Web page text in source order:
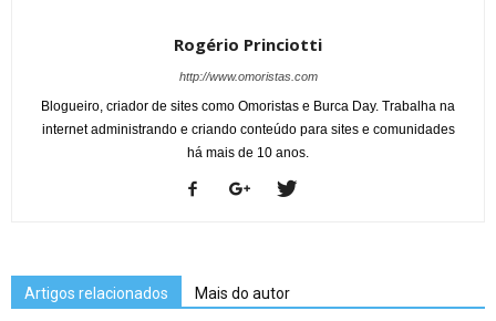
Rogério Princiotti
http://www.omoristas.com
Blogueiro, criador de sites como Omoristas e Burca Day. Trabalha na
internet administrando e criando conteúdo para sites e comunidades
há mais de 10 anos.
Artigos relacionados Mais do autor